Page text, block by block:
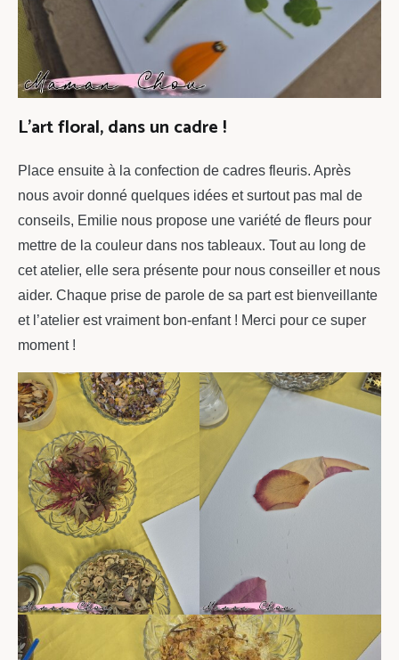
L’art floral, dans un cadre !
Place ensuite à la confection de cadres fleuris. Après
nous avoir donné quelques idées et surtout pas mal de
conseils, Emilie nous propose une variété de fleurs pour
mettre de la couleur dans nos tableaux. Tout au long de
cet atelier, elle sera présente pour nous conseiller et nous
aider. Chaque prise de parole de sa part est bienveillante
et l’atelier est vraiment bon-enfant ! Merci pour ce super
moment !